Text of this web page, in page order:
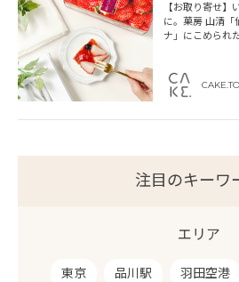
【お取り寄せ】
に。菓房 山清「
ナ」にこめられ
注目のキーワ
エリア
東京 品川駅 羽田空港